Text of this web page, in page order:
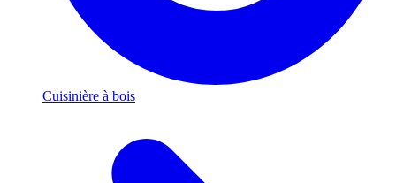
Cuisinière à bois